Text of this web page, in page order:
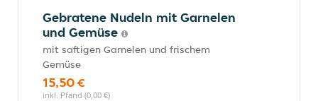
Gebratene Nudeln mit Garnelen
und Gemüse
mit saftigen Garnelen und frischem
Gemüse
15,50 €
inkl. Pfand (0,00 €)